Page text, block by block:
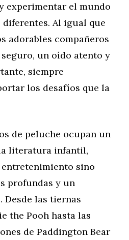
experimentar el mundo
diferentes. Al igual que
adorables compañeros
un oído atento y
siempre
los desafíos que la
de peluche ocupan un
literatura infantil,
sino
profundas y un
Desde las tiernas
the Pooh hasta las
de Paddington Bear